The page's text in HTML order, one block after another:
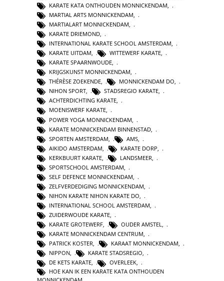
KARATE KATA ONTHOUDEN MONNICKENDAM
MARTIAL ARTS MONNICKENDAM
MARTIALART MONNICKENDAM
KARATE DRIEMOND
INTERNATIONAL KARATE SCHOOL AMSTERDAM,
KARATE UITDAM, WITTEWERF KARATE,
KARATE SPAARNWOUDE,
KRIJGSKUNST MONNICKENDAM,
THÉRÈSE ZOEKENDE, MONNICKENDAM DO,
NIHON SPORT, STADSREGIO KARATE,
ACHTERDICHTING KARATE,
MOENISWERF KARATE,
POWER YOGA MONNICKENDAM
KARATE MONNICKENDAM BINNENSTAD
SPORTEN AMSTERDAM
AMS
AIKIDO AMSTERDAM
KARATE DORP
KERKBUURT KARATE
LANDSMEER
SPORTSCHOOL AMSTERDAM
SELF DEFENCE MONNICKENDAM
ZELFVERDEDIGING MONNICKENDAM
NIHON KARATE NIHON KARATE DO,
INTERNATIONAL SCHOOL AMSTERDAM,
ZUIDERWOUDE KARATE,
KARATE GROTEWERF, OUDER AMSTEL,
KARATE MONNICKENDAM CENTRUM,
PATRICK KOSTER, KARAAT MONNICKENDAM,
NIPPON, KARATE STADSREGIO,
DE KETS KARATE, OVERLEEK,
HOE KAN IK EEN KARATE KATA ONTHOUDEN